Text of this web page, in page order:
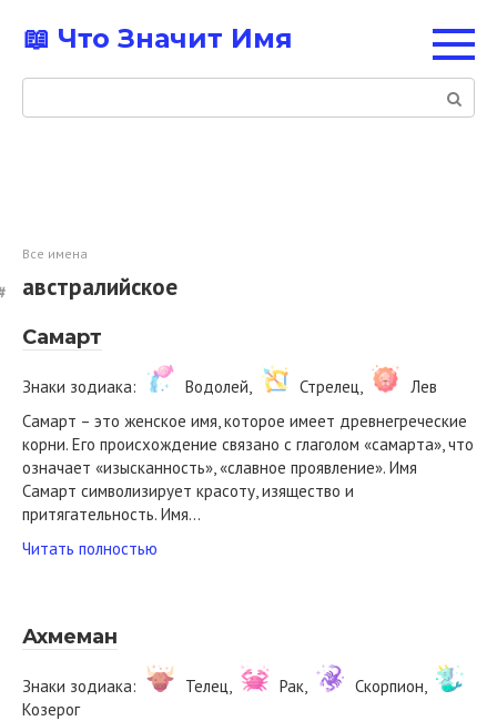
контенту
📖 Что Значит Имя
Поиск:
Все имена
австралийское
Самарт
Знаки зодиака: Водолей, Стрелец,
Лев
Самарт – это женское имя, которое имеет древнегреческие
корни. Его происхождение связано с глаголом «самарта», что
означает «изысканность», «славное проявление». Имя
Самарт символизирует красоту, изящество и
притягательность. Имя…
Читать полностью
Ахмеман
Знаки зодиака: Телец, Рак,
Скорпион,
Козерог